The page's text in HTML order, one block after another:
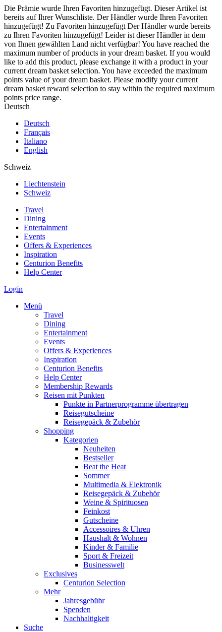
Die Prämie wurde Ihren Favoriten hinzugefügt. Dieser Artikel ist
bereits auf Ihrer Wunschliste. Der Händler wurde Ihren Favoriten
hinzugefügt! Zu Favoriten hinzugefügt Der Händler wurde bereits
zu Ihren Favoriten hinzugefügt! Leider ist dieser Händler in dem
von Ihnen gewählten Land nicht verfügbar! You have reached the
maximum number of products in your dream basket. If you would
like to add this product, please exchange it with a product in your
current dream basket selection. You have exceeded the maximum
points value of your dream basket. Please modify your current
dream basket reward selection to stay within the required maximum
points price range.
Deutsch
Deutsch
Français
Italiano
English
Schweiz
Liechtenstein
Schweiz
Travel
Dining
Entertainment
Events
Offers & Experiences
Inspiration
Centurion Benefits
Help Center
Login
Menü
Travel
Dining
Entertainment
Events
Offers & Experiences
Inspiration
Centurion Benefits
Help Center
Membership Rewards
Reisen mit Punkten
Punkte in Partnerprogramme übertragen
Reisegutscheine
Reisegepäck & Zubehör
Shopping
Kategorien
Neuheiten
Bestseller
Beat the Heat
Sommer
Multimedia & Elektronik
Reisegepäck & Zubehör
Weine & Spirituosen
Feinkost
Gutscheine
Accessoires & Uhren
Haushalt & Wohnen
Kinder & Familie
Sport & Freizeit
Businesswelt
Exclusives
Centurion Selection
Mehr
Jahresgebühr
Spenden
Nachhaltigkeit
Suche